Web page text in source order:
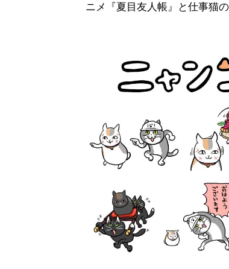
ニメ『夏目友人帳』と仕事猫